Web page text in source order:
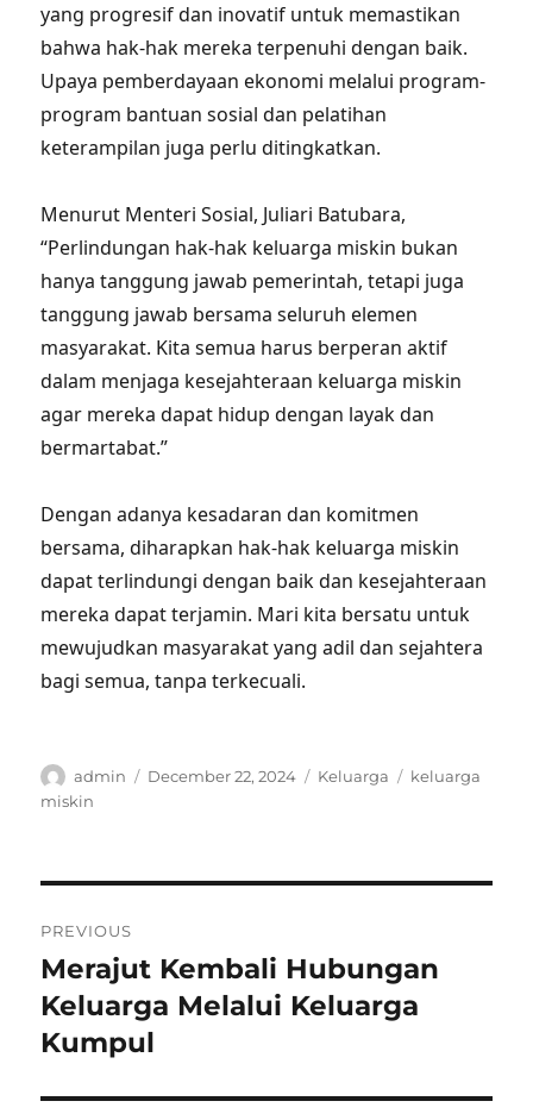
yang progresif dan inovatif untuk memastikan
bahwa hak-hak mereka terpenuhi dengan baik.
Upaya pemberdayaan ekonomi melalui program-
program bantuan sosial dan pelatihan
keterampilan juga perlu ditingkatkan.
Menurut Menteri Sosial, Juliari Batubara,
“Perlindungan hak-hak keluarga miskin bukan
hanya tanggung jawab pemerintah, tetapi juga
tanggung jawab bersama seluruh elemen
masyarakat. Kita semua harus berperan aktif
dalam menjaga kesejahteraan keluarga miskin
agar mereka dapat hidup dengan layak dan
bermartabat.”
Dengan adanya kesadaran dan komitmen
bersama, diharapkan hak-hak keluarga miskin
dapat terlindungi dengan baik dan kesejahteraan
mereka dapat terjamin. Mari kita bersatu untuk
mewujudkan masyarakat yang adil dan sejahtera
bagi semua, tanpa terkecuali.
Author
admin
Posted
December 22, 2024 Categories
Keluarga Tags
keluarga
miskin
navigation
PREVIOUS
Previous
post:
Merajut Kembali Hubungan
Keluarga Melalui Keluarga
Kumpul